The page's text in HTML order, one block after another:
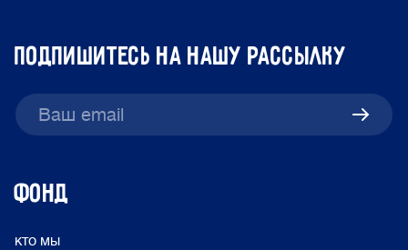
подпишитесь на нашу рассылку
ФОНД
кто мы